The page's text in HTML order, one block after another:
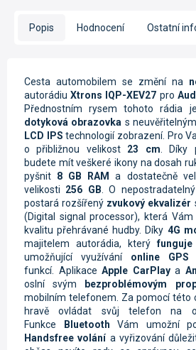
Popis Hodnocení Ostatní
Cesta automobilem se změní na
autorádiuXtrons IQP-XEV27 pro
Přednostním rysem tohoto rádia
dotyková obrazovka s
LCD IPStechnologií zobrazení. Pro
o přibližnou velikost 23 cm . Díky
budete mít veškeré ikony na dosah
pyšnit 8 GB RAM
a dostatečně
velikosti 256 GB . O nepostradatelný
postará rozšířený zvukový ekvalizér
(Digital signal processor), která
kvalitu přehrávané hudby. Díky 4G
majitelem autorádia, který
umožňující využívání online GPS
funkcí. Aplikace Apple CarPlaya
oslní svým
bezproblémovým
mobilním telefonem. Za pomocí této
hravě ovládat svůj telefon na
Funkce
Bluetooth Vám umožní
Handsfree volánía vyřizování